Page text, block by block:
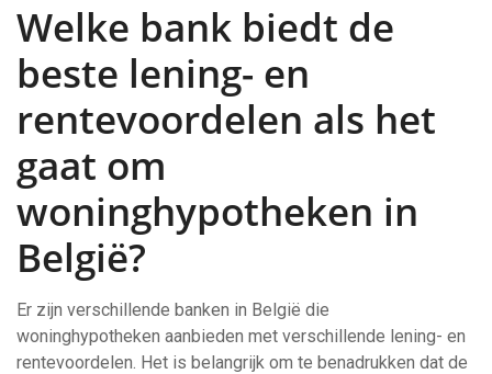
Welke bank biedt de
beste lening- en
rentevoordelen als het
gaat om
woninghypotheken in
België?
Er zijn verschillende banken in België die
woninghypotheken aanbieden met verschillende lening- en
rentevoordelen. Het is belangrijk om te benadrukken dat de